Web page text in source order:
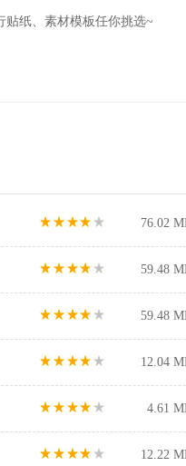
纸、素材模板任你挑选~
76.02
59.48
59.48
12.04
4.61
12.22